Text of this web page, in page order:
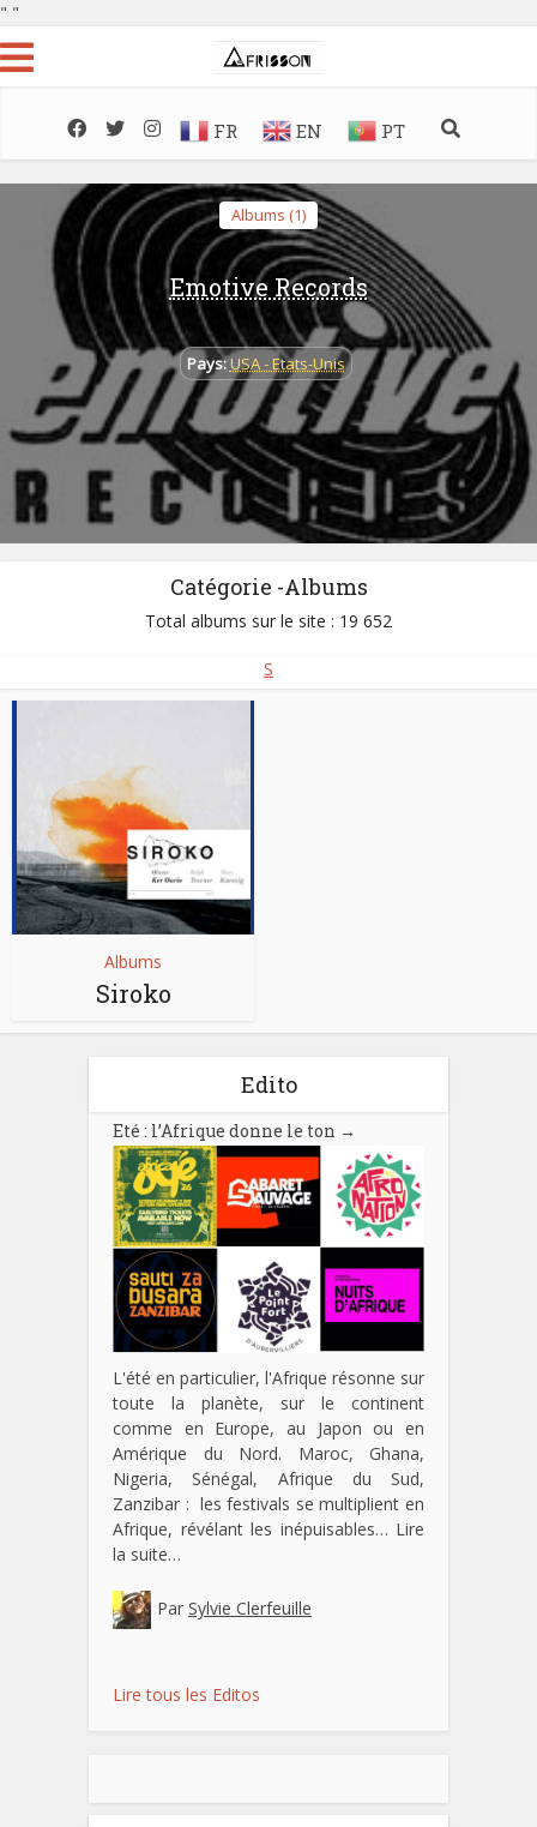
" "
FR EN PT
Albums (1)
Emotive Records
Pays:USA - Etats-Unis
Catégorie -Albums
Total albums sur le site : 19 652
S
Albums
Siroko
Edito
Eté : l’Afrique donne le ton →
L'été en particulier, l'Afrique résonne sur
toute la planète, sur le continent
comme en Europe, au Japon ou en
Amérique du Nord. Maroc, Ghana,
Nigeria, Sénégal, Afrique du Sud,
Zanzibar : les festivals se multiplient en
Afrique, révélant les inépuisables… Lire
la suite…
Par Sylvie Clerfeuille
Lire tous les Editos